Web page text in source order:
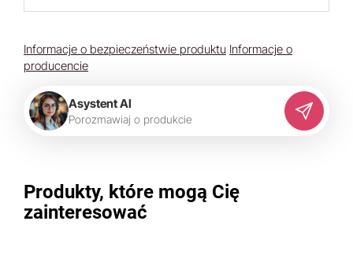
Informacje o bezpieczeństwie produktu Informacje o
producencie
Asystent AI
Porozmawiaj o produkcie
Produkty, które mogą Cię
zainteresować